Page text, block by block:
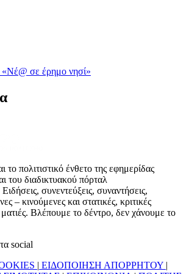
σε έρημο νησί»
πολιτιστικό ένθετο της εφημερίδας
του διαδικτυακού πόρταλ
συνεντεύξεις, συναντήσεις,
– κινούμενες και στατικές, κριτικές
ματιές. Βλέπουμε το δέντρο, δεν χάνουμε το
social
| ΕΙΔΟΠΟΙΗΣΗ ΑΠΟΡΡΗΤΟΥ |